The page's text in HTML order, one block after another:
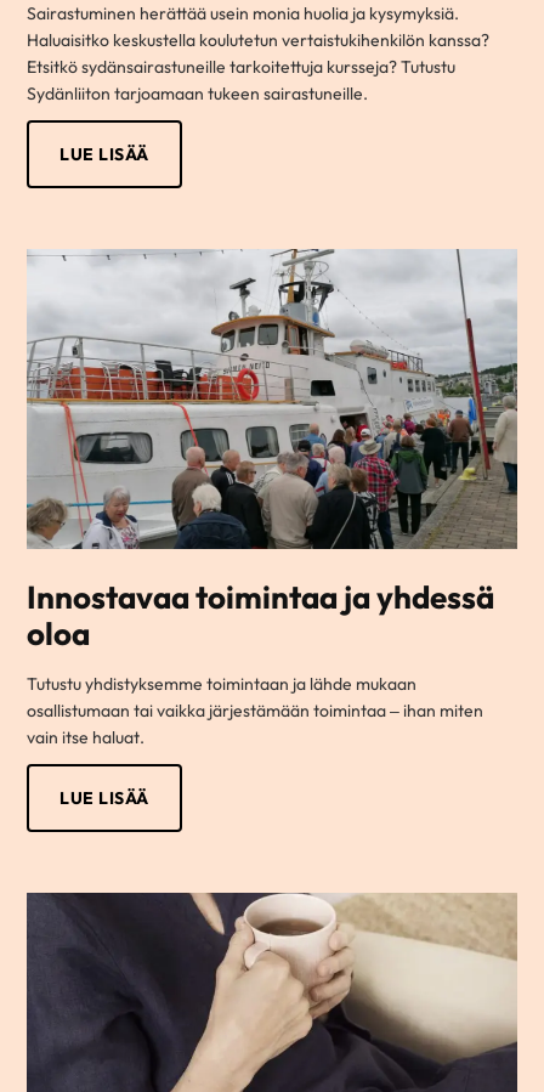
Sairastuminen herättää usein monia huolia ja kysymyksiä.
Haluaisitko keskustella koulutetun vertaistukihenkilön kanssa?
Etsitkö sydänsairastuneille tarkoitettuja kursseja? Tutustu
Sydänliiton tarjoamaan tukeen sairastuneille.
LUE LISÄÄ
Innostavaa toimintaa ja yhdessä
oloa
Tutustu yhdistyksemme toimintaan ja lähde mukaan
osallistumaan tai vaikka järjestämään toimintaa – ihan miten
vain itse haluat.
LUE LISÄÄ